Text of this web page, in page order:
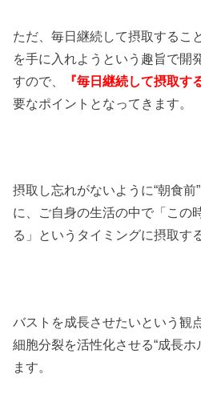
ただ、毎日継続して摂取するこ
を手に入れようという趣旨で開
すので、
『毎日継続して摂取す
要なポイントとなってきます。
摂取し忘れがないように“朝食前
に、ご自身の生活の中で「この
る」というタイミングに摂取す
バストを成長させたいという観
細胞分裂を活性化させる“成長ホ
ます。